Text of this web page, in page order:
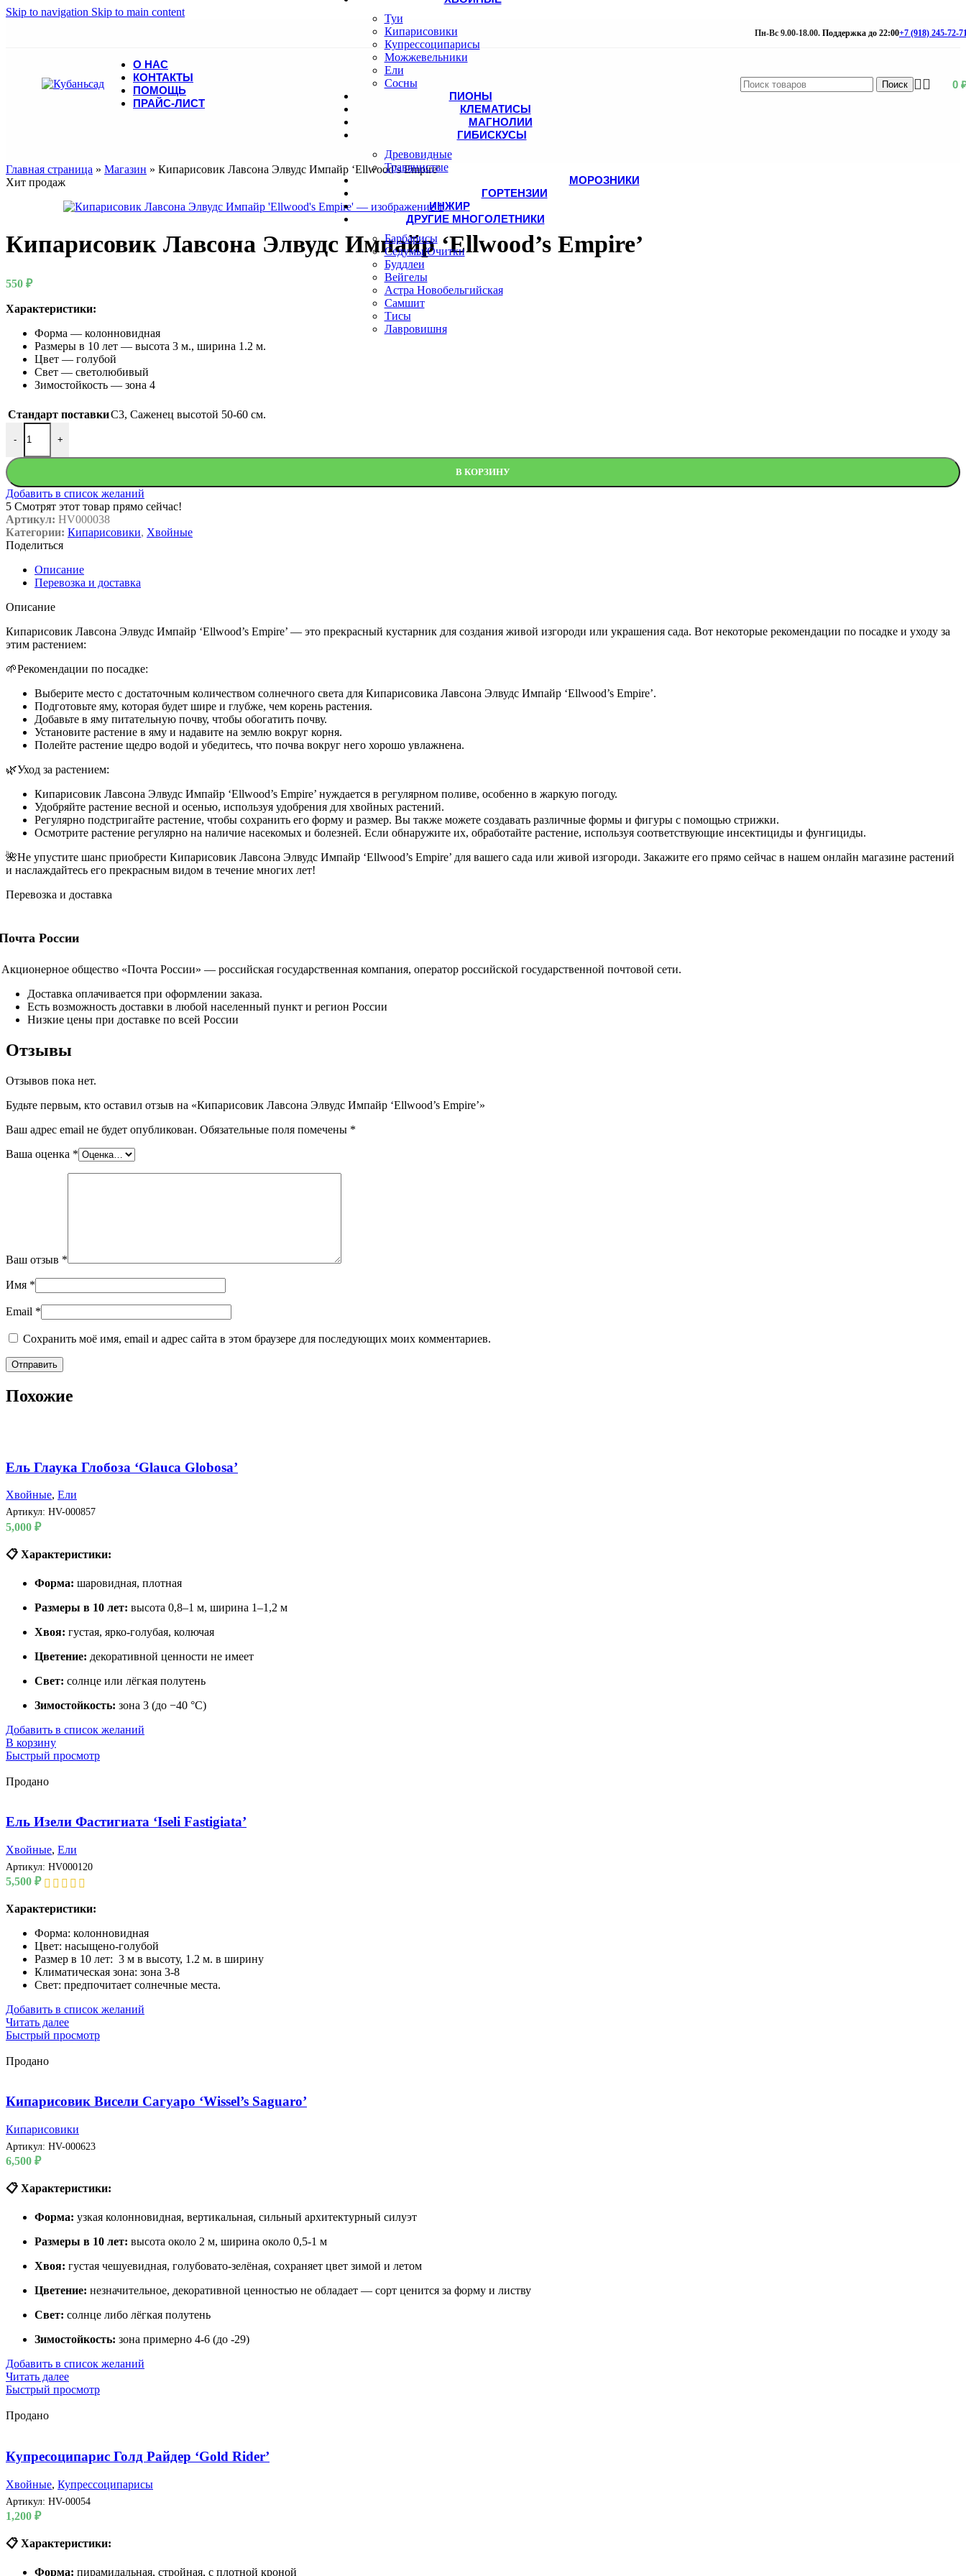
Skip to navigation Skip to main content
Пн-Вс 9.00-18.00. Поддержка до 22:00+7 (918) 245-72-
О НАС
КОНТАКТЫ
ПОМОЩЬ
ПРАЙС-ЛИСТ
Поиск 0
Туи
Кипарисовики
Купрессоципарисы
Можжевельники
Ели
Сосны
ПИОНЫ
КЛЕМАТИСЫ
МАГНОЛИИ
ГИБИСКУСЫ
Древовидные
Травянистые
МОРОЗНИКИ
ГОРТЕНЗИИ
ИНЖИР
ДРУГИЕ МНОГОЛЕТНИКИ
Барбарисы
Седумы/Очитки
Буддлеи
Вейгелы
Астра Новобельгийская
Самшит
Тисы
Лавровишня
Главная страница » Магазин » Кипарисовик Лавсона Элвудс Импайр ‘Ellwood’s Empire’
Хит продаж
Кипарисовик Лавсона Элвудс Импайр ‘Ellwood’s Empire’
550 ₽
Характеристики:
Форма — колонновидная
Размеры в 10 лет — высота 3 м., ширина 1.2 м.
Цвет — голубой
Свет — светолюбивый
Зимостойкость — зона 4
Стандарт поставкиC3, Саженец высотой 50-60 см.
-
Количество товара Кипарисовик Лавсона Элвудс Импайр 'Ellwood's Empire'
+
В КОРЗИНУ
Добавить в список желаний
5 Смотрят этот товар прямо сейчас!
Артикул: HV000038
Категории: Кипарисовики, Хвойные
Поделиться
Описание
Перевозка и доставка
Описание
Кипарисовик Лавсона Элвудс Импайр ‘Ellwood’s Empire’ — это прекрасный кустарник для создания живой изгороди или украшения сада. Вот некоторые рекомендации по посадке и уходу за
этим растением:
🌱Рекомендации по посадке:
Выберите место с достаточным количеством солнечного света для Кипарисовика Лавсона Элвудс Импайр ‘Ellwood’s Empire’.
Подготовьте яму, которая будет шире и глубже, чем корень растения.
Добавьте в яму питательную почву, чтобы обогатить почву.
Установите растение в яму и надавите на землю вокруг корня.
Полейте растение щедро водой и убедитесь, что почва вокруг него хорошо увлажнена.
🌿Уход за растением:
Кипарисовик Лавсона Элвудс Импайр ‘Ellwood’s Empire’ нуждается в регулярном поливе, особенно в жаркую погоду.
Удобряйте растение весной и осенью, используя удобрения для хвойных растений.
Регулярно подстригайте растение, чтобы сохранить его форму и размер. Вы также можете создавать различные формы и фигуры с помощью стрижки.
Осмотрите растение регулярно на наличие насекомых и болезней. Если обнаружите их, обработайте растение, используя соответствующие инсектициды и фунгициды.
🌺Не упустите шанс приобрести Кипарисовик Лавсона Элвудс Импайр ‘Ellwood’s Empire’ для вашего сада или живой изгороди. Закажите его прямо сейчас в нашем онлайн магазине растений
и наслаждайтесь его прекрасным видом в течение многих лет!
Перевозка и доставка
России
общество «Почта России» — российская государственная компания, оператор российской государственной почтовой сети.
Доставка оплачивается при оформлении заказа.
Есть возможность доставки в любой населенный пункт и регион России
Низкие цены при доставке по всей России
Отзывы
Отзывов пока нет.
Будьте первым, кто оставил отзыв на «Кипарисовик Лавсона Элвудс Импайр ‘Ellwood’s Empire’»
Ваш адрес email не будет опубликован. Обязательные поля помечены *
Ваша оценка *
Ваш отзыв *
Имя *
Email *
Сохранить моё имя, email и адрес сайта в этом браузере для последующих моих комментариев.
Похожие
Ель Глаука Глобоза ‘Glauca Globosa’
Хвойные, Ели
Артикул: HV-000857
5,000 ₽
📋 Характеристики:
Форма: шаровидная, плотная
Размеры в 10 лет: высота 0,8–1 м, ширина 1–1,2 м
Хвоя: густая, ярко-голубая, колючая
Цветение: декоративной ценности не имеет
Свет: солнце или лёгкая полутень
Зимостойкость: зона 3 (до −40 °C)
Добавить в список желаний
В корзину
Быстрый просмотр
Продано
Ель Изели Фастигиата ‘Iseli Fastigiata’
Хвойные, Ели
Артикул: HV000120
5,500 ₽
Характеристики:
Форма: колонновидная
Цвет: насыщено-голубой
Размер в 10 лет: 3 м в высоту, 1.2 м. в ширину
Климатическая зона: зона 3-8
Свет: предпочитает солнечные места.
Добавить в список желаний
Читать далее
Быстрый просмотр
Продано
Кипарисовик Висели Сагуаро ‘Wissel’s Saguaro’
Кипарисовики
Артикул: HV-000623
6,500 ₽
📋 Характеристики:
Форма: узкая колонновидная, вертикальная, сильный архитектурный силуэт
Размеры в 10 лет: высота около 2 м, ширина около 0,5-1 м
Хвоя: густая чешуевидная, голубовато-зелёная, сохраняет цвет зимой и летом
Цветение: незначительное, декоративной ценностью не обладает — сорт ценится за форму и листву
Свет: солнце либо лёгкая полутень
Зимостойкость: зона примерно 4-6 (до -29)
Добавить в список желаний
Читать далее
Быстрый просмотр
Продано
Купресоципарис Голд Райдер ‘Gold Rider’
Хвойные, Купрессоципарисы
Артикул: HV-00054
1,200 ₽
📋 Характеристики:
Форма: пирамидальная, стройная, с плотной кроной